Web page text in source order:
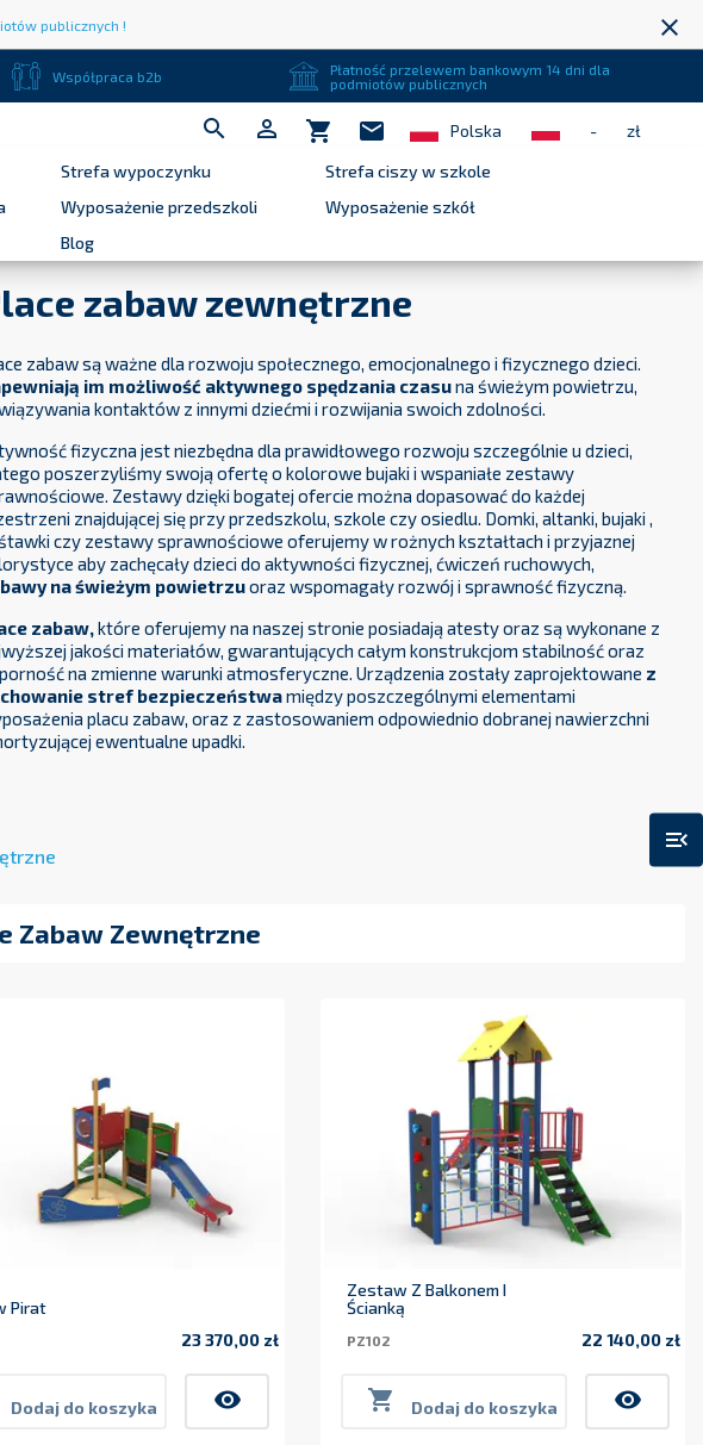
publicznych ! close
Współpraca b2b
Płatność przelewem bankowym 14 dni dla
podmiotów publicznych
  shopping_cart mail Polska -
zł
Strefa wypoczynku
Strefa ciszy w szkole
Wyposażenie przedszkoli
Wyposażenie szkół
Blog
menu_open
zabaw zewnętrzne
zabaw są ważne dla rozwoju społecznego, emocjonalnego i fizycznego dzieci.
im możliwość aktywnego spędzania czasuna świeżym powietrzu,
kontaktów z innymi dziećmi i rozwijania swoich zdolności.
fizyczna jest niezbędna dla prawidłowego rozwoju szczególnie u dzieci,
poszerzyliśmy swoją ofertę o kolorowe bujaki i wspaniałe zestawy
Zestawy dzięki bogatej ofercie można dopasować do każdej
znajdującej się przy przedszkolu, szkole czy osiedlu. Domki, altanki, bujaki ,
czy zestawy sprawnościowe oferujemy w rożnych kształtach i przyjaznej
aby zachęcały dzieci do aktywności fizycznej, ćwiczeń ruchowych,
na świeżym powietrzuoraz wspomagały rozwój i sprawność fizyczną.
zabaw,które oferujemy na naszej stronie posiadają atesty oraz są wykonane z
jakości materiałów, gwarantujących całym konstrukcjom stabilność oraz
na zmienne warunki atmosferyczne. Urządzenia zostały zaprojektowane z
stref bezpieczeństwamiędzy poszczególnymi elementami
placu zabaw, oraz z zastosowaniem odpowiednio dobranej nawierzchni
ewentualne upadki.
Zabaw Zewnętrzne
Pirat
23 370,00 zł
Dodaj do koszyka visibility
Zestaw Z Balkonem I
Ścianką
PZ102 22 140,00 zł
 Dodaj do koszyka visibility